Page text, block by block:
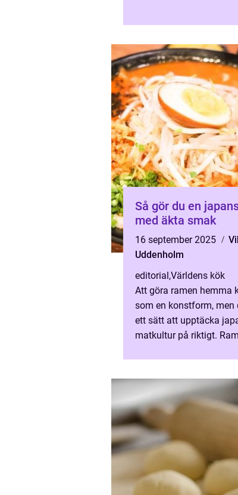
Så gör du en
med äkta smak
16 september 2025
Uddenholm
editorial,Världens kök
Att göra ramen hemma
som en konstform, men
ett sätt att upptäcka
matkultur på riktigt.